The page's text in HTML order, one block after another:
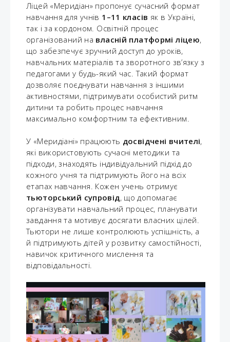
Ліцей «Меридіан» пропонує сучасний формат
навчання для учнів 1–11 класів як в Україні,
так і за кордоном. Освітній процес
організований на власній платформі ліцею,
що забезпечує зручний доступ до уроків,
навчальних матеріалів та зворотного зв’язку з
педагогами у будь-який час. Такий формат
дозволяє поєднувати навчання з іншими
активностями, підтримувати особистий ритм
дитини та робить процес навчання
максимально комфортним та ефективним.
У «Меридіані» працюють досвідчені вчителі,
які використовують сучасні методики та
підходи, знаходять індивідуальний підхід до
кожного учня та підтримують його на всіх
етапах навчання. Кожен учень отримує
тьюторський супровід, що допомагає
організувати навчальний процес, планувати
завдання та мотивує досягати власних цілей.
Тьютори не лише контролюють успішність, а
й підтримують дітей у розвитку самостійності,
навичок критичного мислення та
відповідальності.